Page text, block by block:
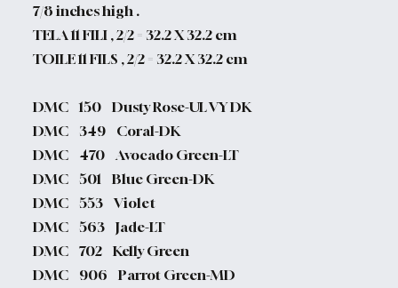
7/8 inches high .
TELA 11 FILI , 2/2 = 32.2 X 32.2 cm
TOILE 11 FILS , 2/2 = 32.2 X 32.2 cm
DMC 150 Dusty Rose-UL VY DK
DMC 349 Coral-DK
DMC 470 Avocado Green-LT
DMC 501 Blue Green-DK
DMC 553 Violet
DMC 563 Jade-LT
DMC 702 Kelly Green
DMC 906 Parrot Green-MD